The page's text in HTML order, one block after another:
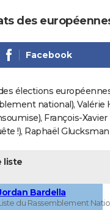
des
Facebook
élections
national), Valérie
François-
!), Raphaël
liste
Bardella
du Rassemblement